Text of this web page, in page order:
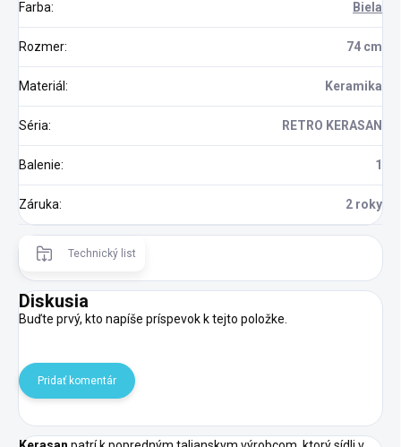
Farba: Biela
Rozmer: 74 cm
Materiál: Keramika
Séria: RETRO KERASAN
Balenie: 1
Záruka: 2 roky
Technický list
Diskusia
Buďte prvý, kto napíše príspevok k tejto položke.
Pridať komentár